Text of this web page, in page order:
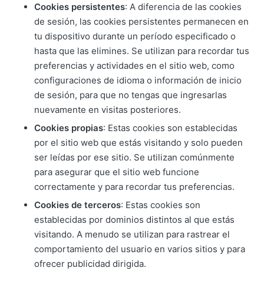
Cookies persistentes: A diferencia de las cookies
de sesión, las cookies persistentes permanecen en
tu dispositivo durante un período especificado o
hasta que las elimines. Se utilizan para recordar tus
preferencias y actividades en el sitio web, como
configuraciones de idioma o información de inicio
de sesión, para que no tengas que ingresarlas
nuevamente en visitas posteriores.
Cookies propias: Estas cookies son establecidas
por el sitio web que estás visitando y solo pueden
ser leídas por ese sitio. Se utilizan comúnmente
para asegurar que el sitio web funcione
correctamente y para recordar tus preferencias.
Cookies de terceros: Estas cookies son
establecidas por dominios distintos al que estás
visitando. A menudo se utilizan para rastrear el
comportamiento del usuario en varios sitios y para
ofrecer publicidad dirigida.